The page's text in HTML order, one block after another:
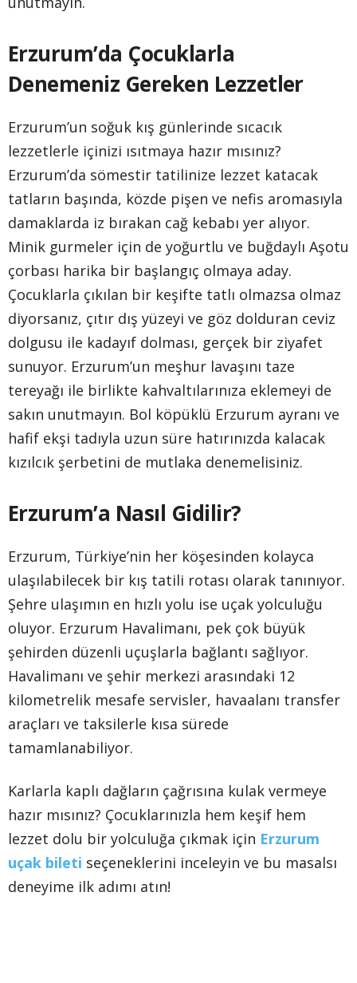
Erzurum’da Çocuklarla
Denemeniz Gereken Lezzetler
Erzurum’un soğuk kış günlerinde sıcacık
lezzetlerle içinizi ısıtmaya hazır mısınız?
Erzurum’da sömestir tatilinize lezzet katacak
tatların başında, közde pişen ve nefis aromasıyla
damaklarda iz bırakan cağ kebabı yer alıyor.
Minik gurmeler için de yoğurtlu ve buğdaylı Aşotu
çorbası harika bir başlangıç olmaya aday.
Çocuklarla çıkılan bir keşifte tatlı olmazsa olmaz
diyorsanız, çıtır dış yüzeyi ve göz dolduran ceviz
dolgusu ile kadayıf dolması, gerçek bir ziyafet
sunuyor. Erzurum’un meşhur lavaşını taze
tereyağı ile birlikte kahvaltılarınıza eklemeyi de
sakın unutmayın. Bol köpüklü Erzurum ayranı ve
hafif ekşi tadıyla uzun süre hatırınızda kalacak
kızılcık şerbetini de mutlaka denemelisiniz.
Erzurum’a Nasıl Gidilir?
Erzurum, Türkiye’nin her köşesinden kolayca
ulaşılabilecek bir kış tatili rotası olarak tanınıyor.
Şehre ulaşımın en hızlı yolu ise uçak yolculuğu
oluyor. Erzurum Havalimanı, pek çok büyük
şehirden düzenli uçuşlarla bağlantı sağlıyor.
Havalimanı ve şehir merkezi arasındaki 12
kilometrelik mesafe servisler, havaalanı transfer
araçları ve taksilerle kısa sürede
tamamlanabiliyor.
Karlarla kaplı dağların çağrısına kulak vermeye
hazır mısınız? Çocuklarınızla hem keşif hem
lezzet dolu bir yolculuğa çıkmak için Erzurum
uçak bileti seçeneklerini inceleyin ve bu masalsı
deneyime ilk adımı atın!